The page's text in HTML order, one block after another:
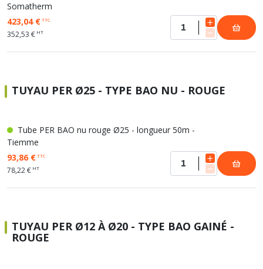
Somatherm
423,04 €TTC
352,53 € HT
TUYAU PER Ø25 - TYPE BAO NU - ROUGE
Tube PER BAO nu rouge Ø25 - longueur 50m -
Tiemme
93,86 €TTC
78,22 € HT
TUYAU PER Ø12 À Ø20 - TYPE BAO GAINÉ -
ROUGE